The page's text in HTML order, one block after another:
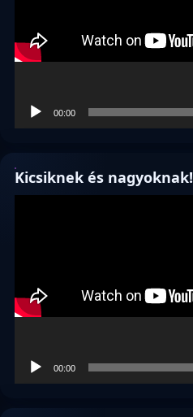
00:00
Kicsiknek és nagyoknak!
00:00